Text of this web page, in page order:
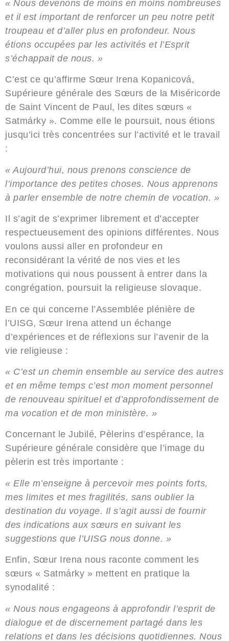
« Nous devenons de moins en moins nombreuses
et il est important de renforcer un peu notre petit
troupeau et d’aller plus en profondeur. Nous
étions occupées par les activités et l’Esprit
s’échappait de nous. »
C’est ce qu’affirme Sœur Irena Kopanicová,
Supérieure générale des Sœurs de la Miséricorde
de Saint Vincent de Paul, les dites sœurs «
Satmárky ». Comme elle le poursuit, nous étions
jusqu’ici très concentrées sur l’activité et le travail
:
« Aujourd’hui, nous prenons conscience de
l’importance des petites choses. Nous apprenons
à parler ensemble de notre chemin de vocation. »
Il s’agit de s’exprimer librement et d’accepter
respectueusement des opinions différentes. Nous
voulons aussi aller en profondeur en
reconsidérant la vérité de nos vies et les
motivations qui nous poussent à entrer dans la
congrégation, poursuit la religieuse slovaque.
En ce qui concerne l’Assemblée plénière de
l’UISG, Sœur Irena attend un échange
d’expériences et de réflexions sur l’avenir de la
vie religieuse :
« C’est un chemin ensemble au service des autres
et en même temps c’est mon moment personnel
de renouveau spirituel et d’approfondissement de
ma vocation et de mon ministère. »
Concernant le Jubilé, Pèlerins d’espérance, la
Supérieure générale considère que l’image du
pèlerin est très importante :
« Elle m’enseigne à percevoir mes points forts,
mes limites et mes fragilités, sans oublier la
destination du voyage. Il s’agit aussi de fournir
des indications aux sœurs en suivant les
suggestions que l’UISG nous donne. »
Enfin, Sœur Irena nous raconte comment les
sœurs « Satmárky » mettent en pratique la
synodalité :
« Nous nous engageons à approfondir l’esprit de
dialogue et de discernement partagé dans les
relations et dans les décisions quotidiennes. Nous